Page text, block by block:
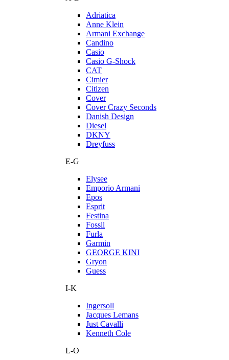
Adriatica
Anne Klein
Armani Exchange
Candino
Casio
Casio G-Shock
CAT
Cimier
Citizen
Cover
Cover Crazy Seconds
Danish Design
Diesel
DKNY
Dreyfuss
E-G
Elysee
Emporio Armani
Epos
Esprit
Festina
Fossil
Furla
Garmin
GEORGE KINI
Gryon
Guess
I-K
Ingersoll
Jacques Lemans
Just Cavalli
Kenneth Cole
L-O